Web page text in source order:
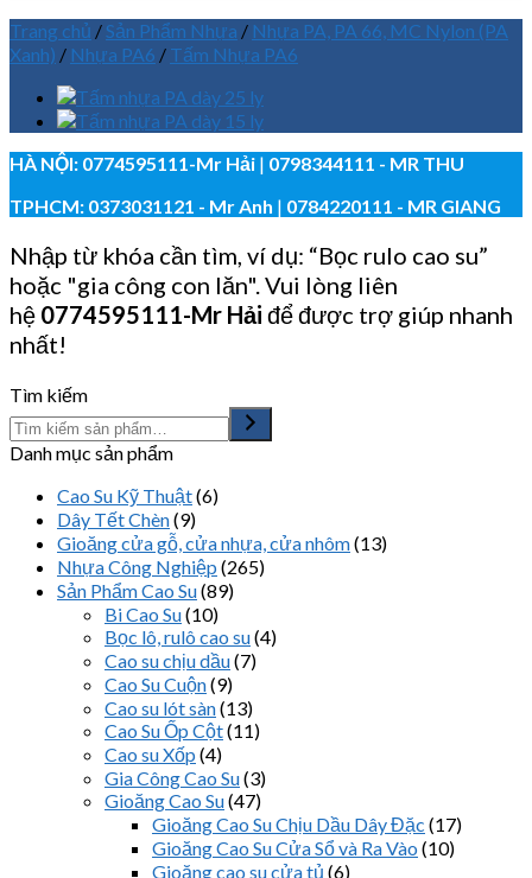
Trang chủ /Sản Phẩm Nhựa / Nhựa PA, PA 66, MC Nylon (PA
Xanh) / Nhựa PA6 / Tấm Nhựa PA6
HÀ NỘI: 0774595111-Mr Hải | 0798344111 - MR THU
TPHCM: 0373031121 - Mr Anh | 0784220111 - MR GIANG
Nhập từ khóa cần tìm, ví dụ: “Bọc rulo cao su”
hoặc "gia công con lăn". Vui lòng liên
hệ 0774595111-Mr Hải để được trợ giúp nhanh
nhất!
Tìm kiếm
Danh mục sản phẩm
Cao Su Kỹ Thuật(6)
Dây Tết Chèn(9)
Gioăng cửa gỗ, cửa nhựa, cửa nhôm(13)
Nhựa Công Nghiệp (265)
Sản Phẩm Cao Su(89)
Bi Cao Su(10)
Bọc lô, rulô cao su(4)
Cao su chịu dầu(7)
Cao Su Cuộn(9)
Cao su lót sàn(13)
Cao Su Ốp Cột(11)
Cao su Xốp (4)
Gia Công Cao Su(3)
Gioăng Cao Su(47)
Gioăng Cao Su Chịu Dầu Dây Đặc (17)
Gioăng Cao Su Cửa Sổ và Ra Vào (10)
Gioăng cao su cửa tủ (6)